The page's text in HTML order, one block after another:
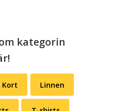
kategorin
Kort Linnen